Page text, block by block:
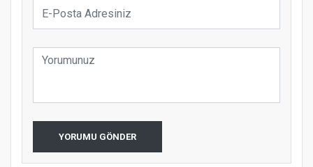
YORUMU GÖNDER